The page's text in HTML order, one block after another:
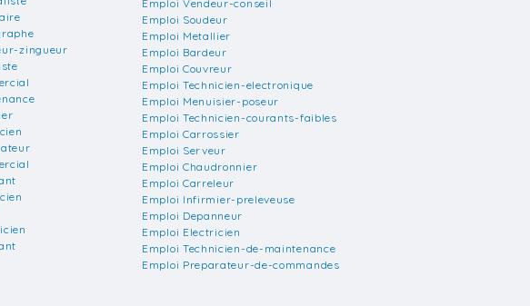
zingueur
Emploi Vendeur-conseil
Emploi Soudeur
Emploi Metallier
Emploi Bardeur
Emploi Couvreur
Emploi Technicien-electronique
Emploi Menuisier-poseur
Emploi Technicien-courants-faibles
Emploi Carrossier
Emploi Serveur
Emploi Chaudronnier
Emploi Carreleur
Emploi Infirmier-preleveuse
Emploi Depanneur
Emploi Electricien
Emploi Technicien-de-maintenance
Emploi Preparateur-de-commandes